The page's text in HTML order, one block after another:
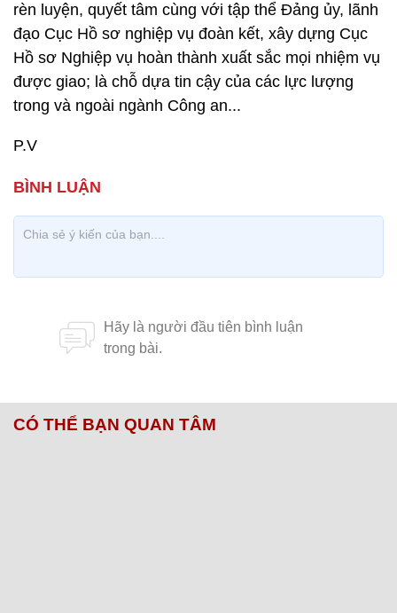
rèn luyện, quyết tâm cùng với tập thể Đảng ủy, lãnh
đạo Cục Hồ sơ nghiệp vụ đoàn kết, xây dựng Cục
Hồ sơ Nghiệp vụ hoàn thành xuất sắc mọi nhiệm vụ
được giao; là chỗ dựa tin cậy của các lực lượng
trong và ngoài ngành Công an...
P.V
CÓ THỂ BẠN QUAN TÂM